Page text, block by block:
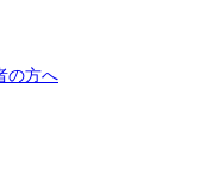
の方へ